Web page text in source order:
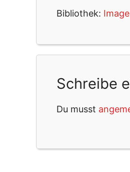
Bibliothek:
Schreibe
Du musst